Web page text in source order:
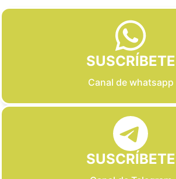
SUSCRÍBETE
Canal de whatsapp
SUSCRÍBETE